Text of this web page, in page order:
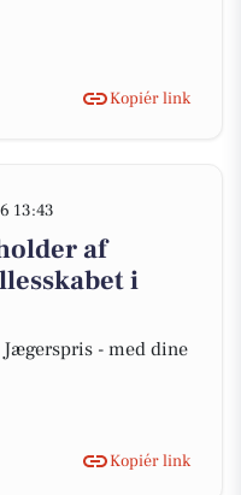
Kopiér link
13:43
af
i
- med dine
Kopiér link